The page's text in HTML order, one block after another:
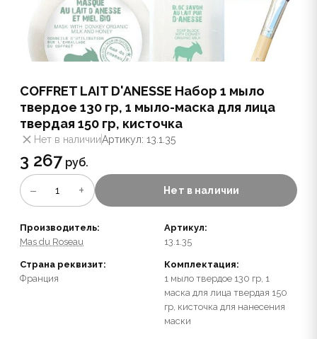
COFFRET LAIT D'ANESSE Набор 1 мыло
твердое 130 гр, 1 мыло-маска для лица
твердая 150 гр, кисточка
Нет в наличииАртикул: 13.1.35
3 267 руб.
− 1 + Нет в наличии
Производитель:
Mas du Roseau
Артикул:
13.1.35
Страна реквизит:
Франция
Комплектация:
1 мыло твердое 130 гр, 1
маска для лица твердая 150
гр, кисточка для нанесения
маски